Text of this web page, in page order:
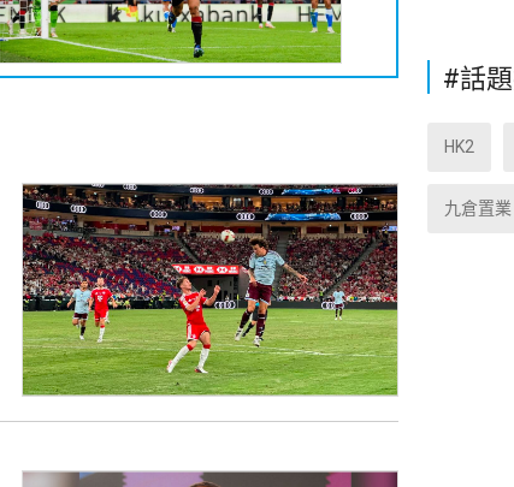
#話
HK2
九倉置業